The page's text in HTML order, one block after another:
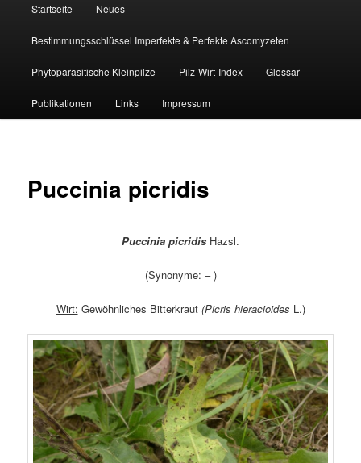
Startseite Neues
Bestimmungsschlüssel Imperfekte & Perfekte Ascomyzeten
Phytoparasitische Kleinpilze Pilz-Wirt-Index Glossar
Publikationen Links Impressum
Puccinia picridis
Puccinia picridis Hazsl.
(Synonyme: – )
Wirt: Gewöhnliches Bitterkraut(Picris hieracioides L.)